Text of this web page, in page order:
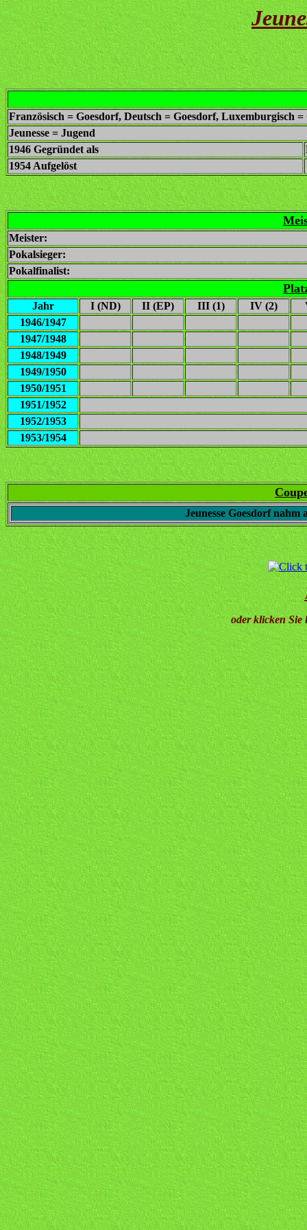
Französisch = Goesdorf, Deutsch = Goesdorf, Luxemburgisch =
Jeunesse = Jugend
1946 Gegründet als
1954 Aufgelöst
Meister:
Pokalsieger:
Pokalfinalist:
Jahr I (ND) II (EP) III (1) IV (2)
1946/1947
1947/1948
1948/1949
1949/1950
1950/1951
1951/1952
1952/1953
1953/1954
Jeunesse Goesdorf
oder klicken Sie